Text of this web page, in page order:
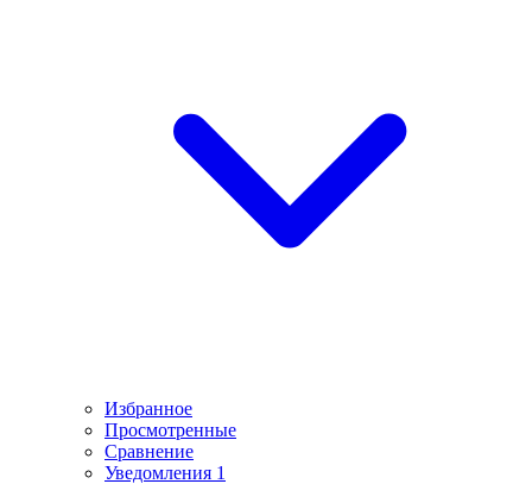
Избранное
Просмотренные
Сравнение
Уведомления 1